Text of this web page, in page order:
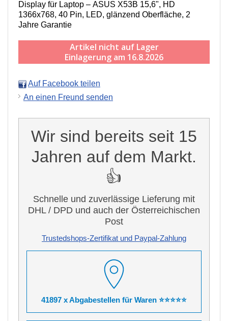
Display für Laptop – ASUS X53B 15,6", HD
1366x768, 40 Pin, LED, g länzend Oberfläche, 2
Jahre Garantie
Artikel nicht auf Lager
Einlagerung am 16.8.2026
Auf Facebook teilen
An einen Freund senden
Wir sind bereits seit 15
Jahren auf dem Markt.
👍
Schnelle und zuverlässige Lieferung mit
DHL / DPD und auch der Österreichischen
Post
Trustedshops-Zertifikat und Paypal-Zahlung
41897 x Abgabestellen für Waren ⭐⭐⭐⭐⭐